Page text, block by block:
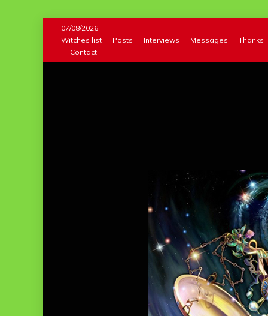
content
07/08/2026
Witches list
Posts Interviews Messages Thanks
Contact